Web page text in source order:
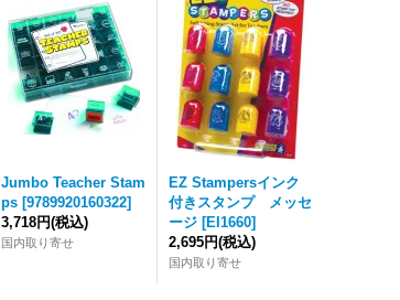
Jumbo Teacher Stam
ps [9789920160322]
3,718円(税込)
国内取り寄せ
EZ Stampersインク
付きスタンプ メッセ
ージ [EI1660]
2,695円(税込)
国内取り寄せ